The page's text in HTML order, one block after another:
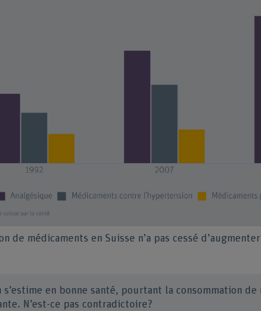
de médicaments en Suisse n’a pas cessé
s’estime en bonne santé, pourtant la consommation de
N’est-ce pas contradictoire?